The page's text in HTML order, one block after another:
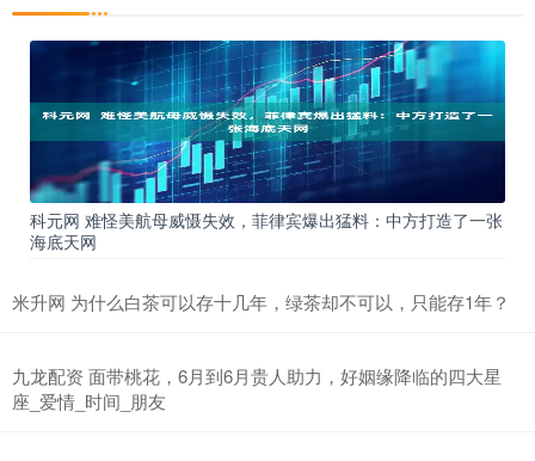
科元网 难怪美航母威慑失效，菲律宾爆出猛料：中方打造了一张
海底天网
米升网 为什么白茶可以存十几年，绿茶却不可以，只能存1年？
九龙配资 面带桃花，6月到6月贵人助力，好姻缘降临的四大星
座_爱情_时间_朋友